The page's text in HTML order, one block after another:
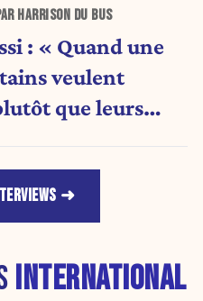
HARRISON DU BUS
: « Quand une
veulent
que leurs
INTERNATIONAL